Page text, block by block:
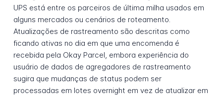
UPS está entre os parceiros de última milha usados em
alguns mercados ou cenários de roteamento.
Atualizações de rastreamento são descritas como
ficando ativas no dia em que uma encomenda é
recebida pela Okay Parcel, embora experiência do
usuário de dados de agregadores de rastreamento
sugira que mudanças de status podem ser
processadas em lotes overnight em vez de atualizar em